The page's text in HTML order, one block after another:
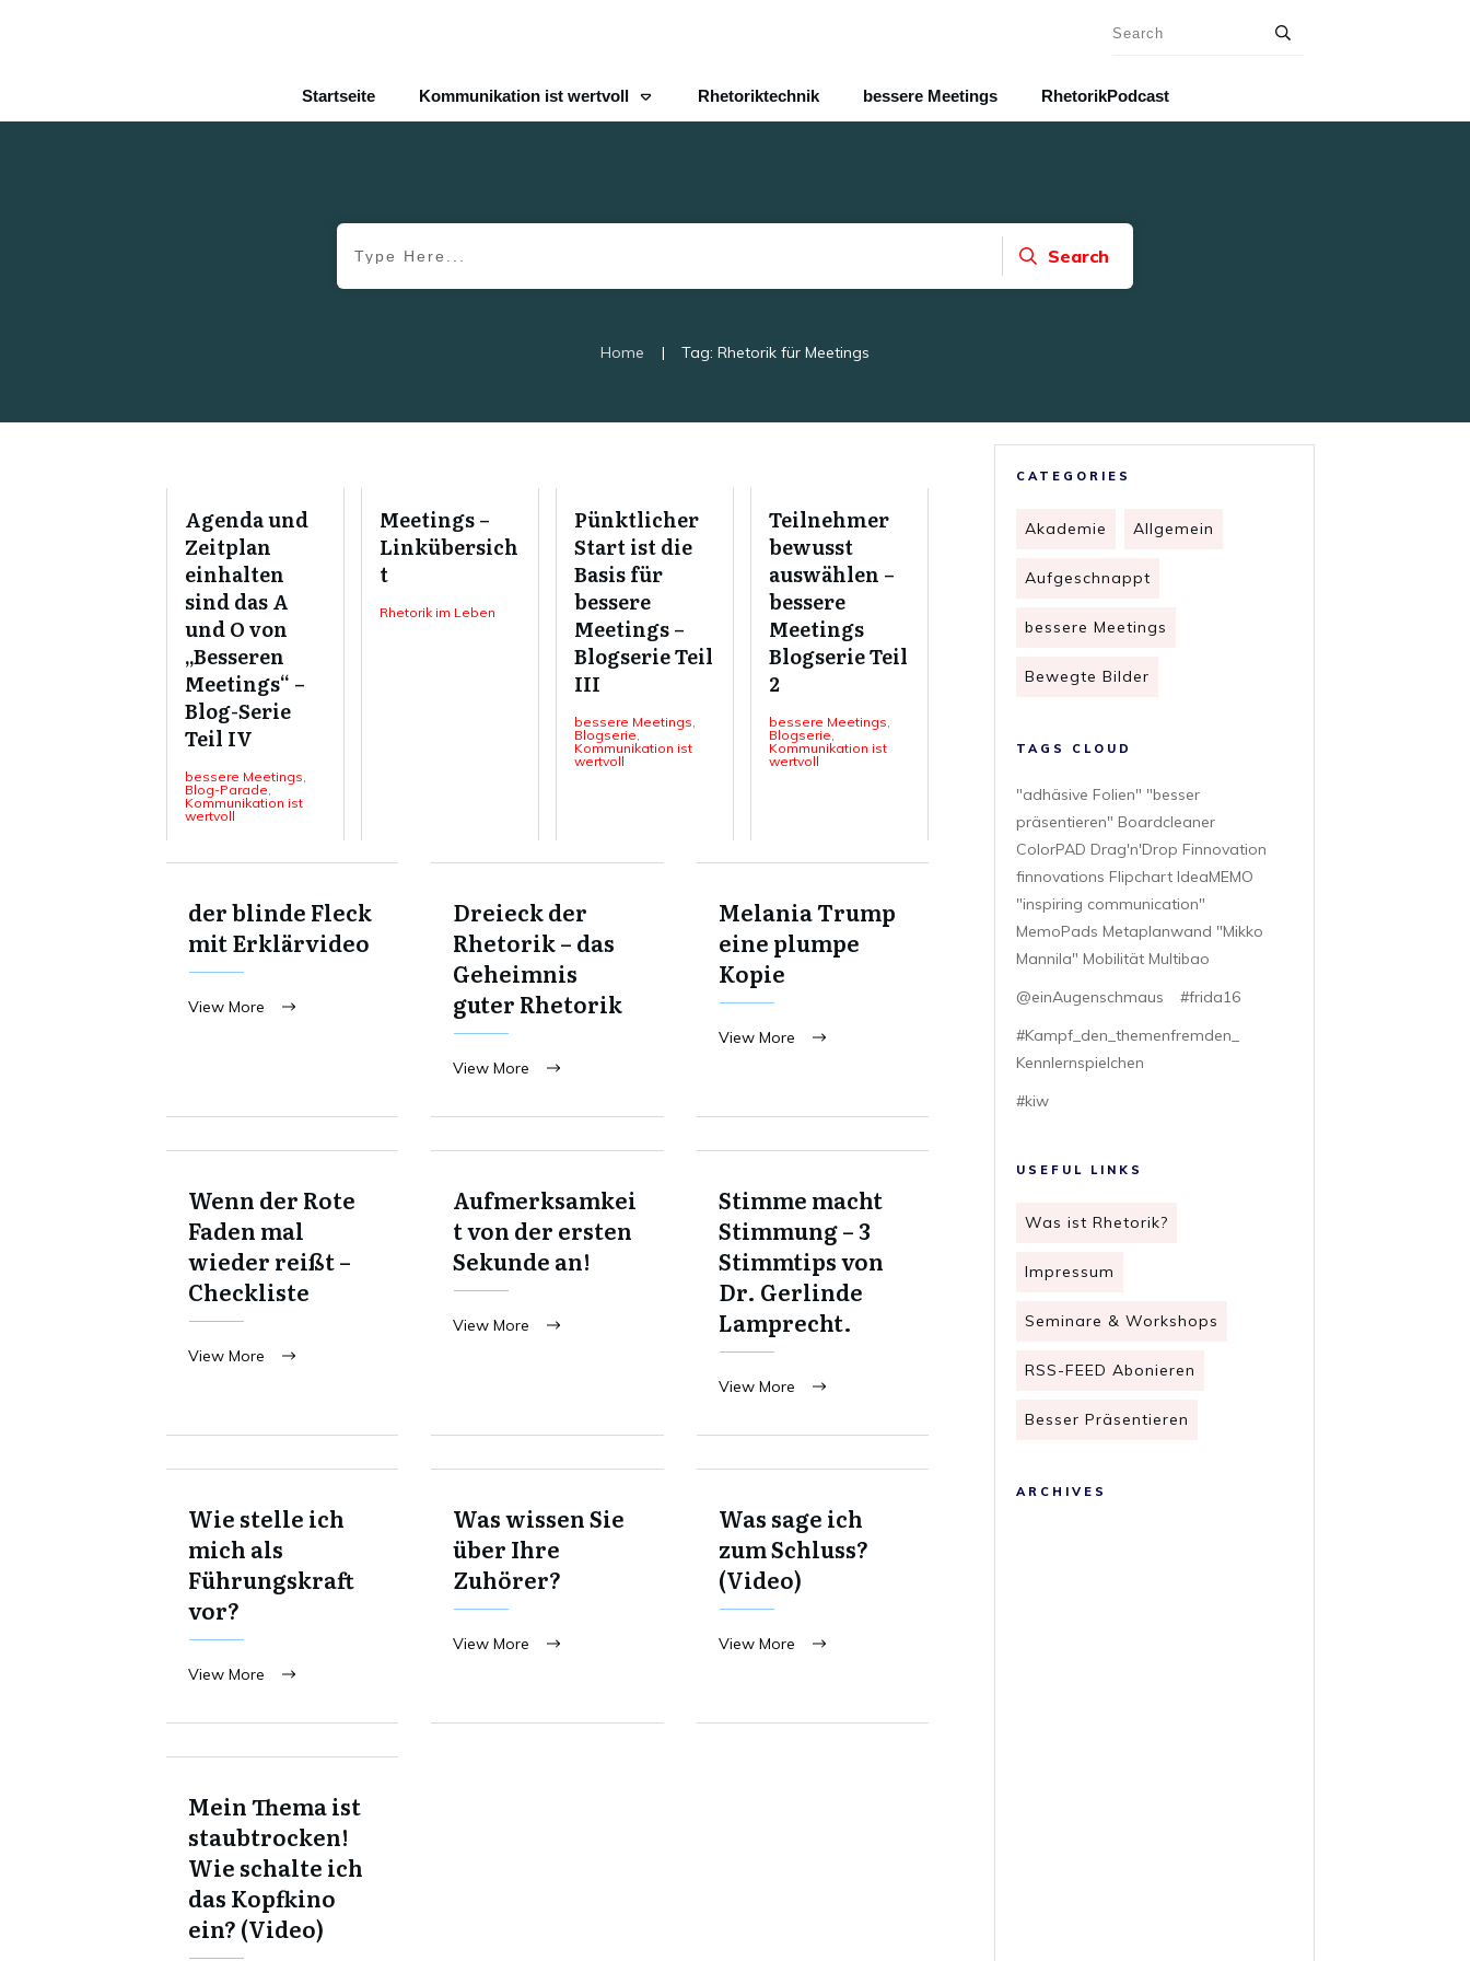
Startseite Kommunikation ist wertvoll Rhetoriktechnik bessere Meetings RhetorikPodcast
Search
Home | Tag: Rhetorik für Meetings
Agenda und
Zeitplan
einhalten
sind das A
und O von
„Besseren
Meetings“ –
Blog-Serie
Teil IV
bessere Meetings,
Blog-Parade,
Kommunikation ist
wertvoll
Meetings –
Linkübersich
t
Rhetorik im Leben
Pünktlicher
Start ist die
Basis für
bessere
Meetings –
Blogserie Teil
III
bessere Meetings,
Blogserie,
Kommunikation ist
wertvoll
Teilnehmer
bewusst
auswählen –
bessere
Meetings
Blogserie Teil
2
bessere Meetings,
Blogserie,
Kommunikation ist
wertvoll
der blinde Fleck
mit Erklärvideo
View More
Dreieck der
Rhetorik – das
Geheimnis
guter Rhetorik
View More
Melania Trump
eine plumpe
Kopie
View More
Wenn der Rote
Faden mal
wieder reißt –
Checkliste
View More
Aufmerksamkei
t von der ersten
Sekunde an!
View More
Stimme macht
Stimmung – 3
Stimmtips von
Dr. Gerlinde
Lamprecht.
View More
Wie stelle ich
mich als
Führungskraft
vor?
View More
Was wissen Sie
über Ihre
Zuhörer?
View More
Was sage ich
zum Schluss?
(Video)
View More
Mein Thema ist
staubtrocken!
Wie schalte ich
das Kopfkino
ein? (Video)
CATEGORIES
Akademie Allgemein
Aufgeschnappt
bessere Meetings
Bewegte Bilder
TAGS CLOUD
"adhäsive Folien" "besser
präsentieren" Boardcleaner
ColorPAD Drag'n'Drop Finnovation
finnovations Flipchart IdeaMEMO
"inspiring communication"
MemoPads Metaplanwand "Mikko
Mannila" Mobilität Multibao
@einAugenschmaus
#frida16
#Kampf_den_themenfremden_
Kennlernspielchen
#kiw
USEFUL LINKS
Was ist Rhetorik?
Impressum
Seminare & Workshops
RSS-FEED Abonieren
Besser Präsentieren
ARCHIVES